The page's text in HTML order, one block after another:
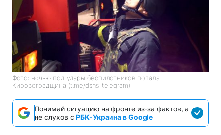
Фото: ночью под удары беспилотников попала
Кировоградщина (t.me/dsns_telegram)
Понимай ситуацию на фронте из-за фактов, а
не слухов с РБК-Украина в Google